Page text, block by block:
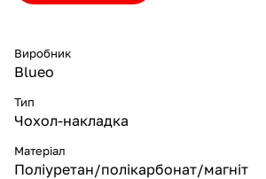
Виробник
Blueo
Тип
Чохол-накладка
Матеріал
Поліуретан/полікарбонат/магніт